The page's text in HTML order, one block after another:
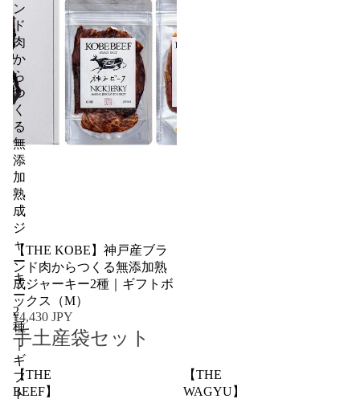
ン
ド
肉
か
ら
つ
く
る
無
添
加
熟
成
ジ
ャ
ー
キ
ー
2
種
｜
ギ
フ
ト
【THE KOBE】神戸産ブラ
ンド肉からつくる無添加熟
成ジャーキー2種｜ギフトボ
ックス（M）
¥4,430 JPY
手土産袋セット
【THE
BEEF】
【THE
WAGYU】